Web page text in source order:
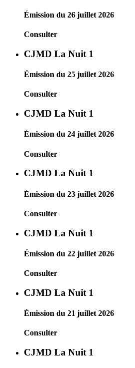
Émission du 26 juillet 2026
Consulter
CJMD La Nuit 1
Émission du 25 juillet 2026
Consulter
CJMD La Nuit 1
Émission du 24 juillet 2026
Consulter
CJMD La Nuit 1
Émission du 23 juillet 2026
Consulter
CJMD La Nuit 1
Émission du 22 juillet 2026
Consulter
CJMD La Nuit 1
Émission du 21 juillet 2026
Consulter
CJMD La Nuit 1